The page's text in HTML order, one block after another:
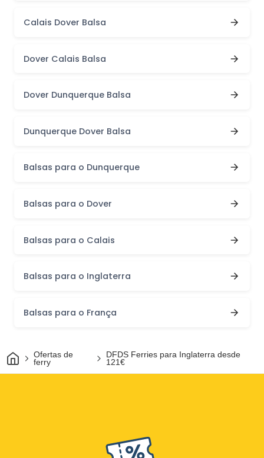
Calais Dover Balsa
Dover Calais Balsa
Dover Dunquerque Balsa
Dunquerque Dover Balsa
Balsas para o Dunquerque
Balsas para o Dover
Balsas para o Calais
Balsas para o Inglaterra
Balsas para o França
CasaOfertas de
ferry
DFDS Ferries para Inglaterra desde
121€